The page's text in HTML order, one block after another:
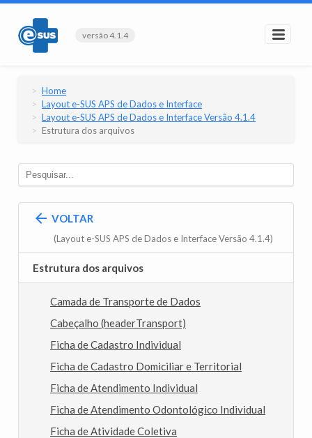
versão 4.1.4
Home
Layout e-SUS APS de Dados e Interface
Layout e-SUS APS de Dados e Interface Versão 4.1.4
Estrutura dos arquivos
VOLTAR
(Layout e-SUS APS de Dados e Interface Versão 4.1.4)
Estrutura dos arquivos
Camada de Transporte de Dados
Cabeçalho (headerTransport)
Ficha de Cadastro Individual
Ficha de Cadastro Domiciliar e Territorial
Ficha de Atendimento Individual
Ficha de Atendimento Odontológico Individual
Ficha de Atividade Coletiva